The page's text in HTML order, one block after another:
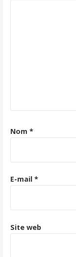
Nom *
E-mail *
Site web